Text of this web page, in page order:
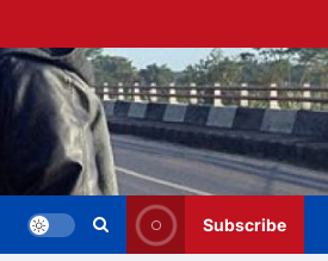
Subscribe